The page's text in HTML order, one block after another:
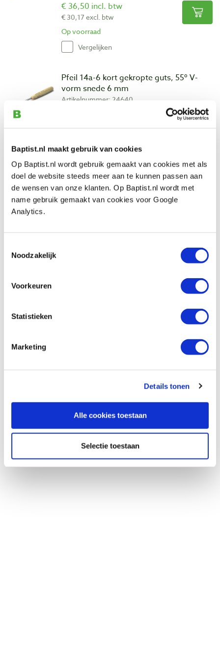
Baptist.nl maakt gebruik van cookies
Op Baptist.nl wordt gebruik gemaakt van cookies met als
doel de website steeds meer aan te kunnen passen aan
de wensen van onze klanten. Op Baptist.nl wordt met
name gebruik gemaakt van cookies voor Google
Analytics.
Noodzakelijk
Voorkeuren
Statistieken
Marketing
Details tonen
Alle cookies toestaan
Selectie toestaan
€ 36,50 incl. btw
€ 30,17 excl. btw
Op voorraad
Vergelijken
Pfeil 14a-6 kort gekropte guts, 55º V-
vorm snede 6 mm
Artikelnummer: 24640
€ 30,17 excl. btw
Pfeil 14a-8 kort gekropte guts, 55º V-
vorm snede 8 mm
1